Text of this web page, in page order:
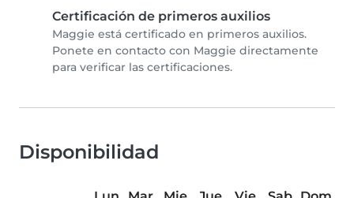
Certificación de primeros auxilios
Maggie está certificado en primeros auxilios.
Ponete en contacto con Maggie directamente
para verificar las certificaciones.
Disponibilidad